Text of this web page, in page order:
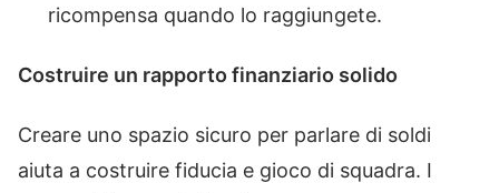
ricompensa quando lo raggiungete.
Costruire un rapporto finanziario solido
Creare uno spazio sicuro per parlare di soldi
aiuta a costruire fiducia e gioco di squadra. I